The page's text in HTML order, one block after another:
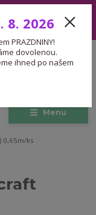
přijaté v tomto období
Menu
CZK
0,65m/ks
8. 2026
PRAZDNINY!
dovolenou.
ihned po našem